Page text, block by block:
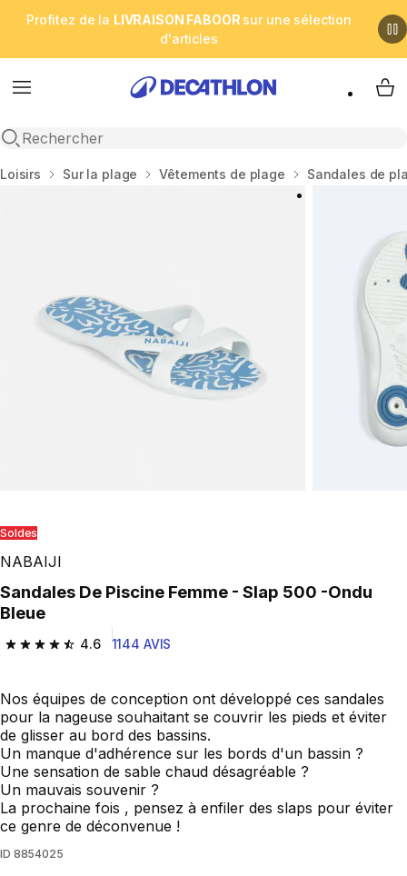
Profitez de la LIVRAISON FABOOR sur une sélection
d'articles
Menu
Open search
My
Accueil
Loisirs Sur la plage Vêtements de plage Sandales de
Soldes
NABAIJI
Sandales De Piscine Femme - Slap 500 -Ondu
Bleue
4.6
4.6 out of 5 stars from 1144 reviews
1144 AVIS
Nos équipes de conception ont développé ces sandales
pour la nageuse souhaitant se couvrir les pieds et éviter
de glisser au bord des bassins.
Un manque d'adhérence sur les bords d'un bassin ?
Une sensation de sable chaud désagréable ?
Un mauvais souvenir ?
La prochaine fois , pensez à enfiler des slaps pour éviter
ce genre de déconvenue !
ID 8854025